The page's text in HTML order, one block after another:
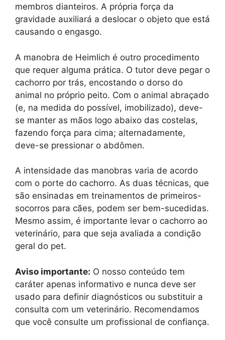
membros dianteiros. A própria força da
gravidade auxiliará a deslocar o objeto que está
causando o engasgo.
A manobra de Heimlich é outro procedimento
que requer alguma prática. O tutor deve pegar o
cachorro por trás, encostando o dorso do
animal no próprio peito. Com o animal abraçado
(e, na medida do possível, imobilizado), deve-
se manter as mãos logo abaixo das costelas,
fazendo força para cima; alternadamente,
deve-se pressionar o abdômen.
A intensidade das manobras varia de acordo
com o porte do cachorro. As duas técnicas, que
são ensinadas em treinamentos de primeiros-
socorros para cães, podem ser bem-sucedidas.
Mesmo assim, é importante levar o cachorro ao
veterinário, para que seja avaliada a condição
geral do pet.
Aviso importante: O nosso conteúdo tem
caráter apenas informativo e nunca deve ser
usado para definir diagnósticos ou substituir a
consulta com um veterinário. Recomendamos
que você consulte um profissional de confiança.